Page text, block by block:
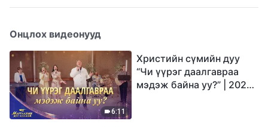
Онцлох видеонууд
6:11
Христийн сүмийн дуу
“Чи үүрэг даалгавраа
мэдэж байна уу?” | 2026